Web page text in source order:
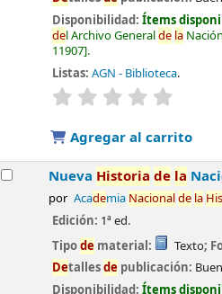
Disponibilidad:Ítems
del Archivo Generalde la Nación
11907 .
Listas: AGN - Biblioteca.
valoración
Agregar al carrito
Nueva Historia de la
por Academia Nacionalde la
Edición: 1ª ed.
Tipode material: Texto;
Detallesde publicación:
Disponibilidad:Ítems